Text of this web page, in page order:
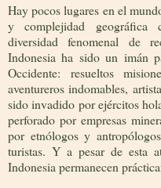
Hay pocos lugares en el
y complejidad geográfica
diversidad fenomenal de
Indonesia ha sido un imán
Occidente: resueltos
aventureros indomables,
sido invadido por ejércitos
perforado por empresas
por etnólogos y
turistas. Y a pesar de esta
Indonesia permanecen